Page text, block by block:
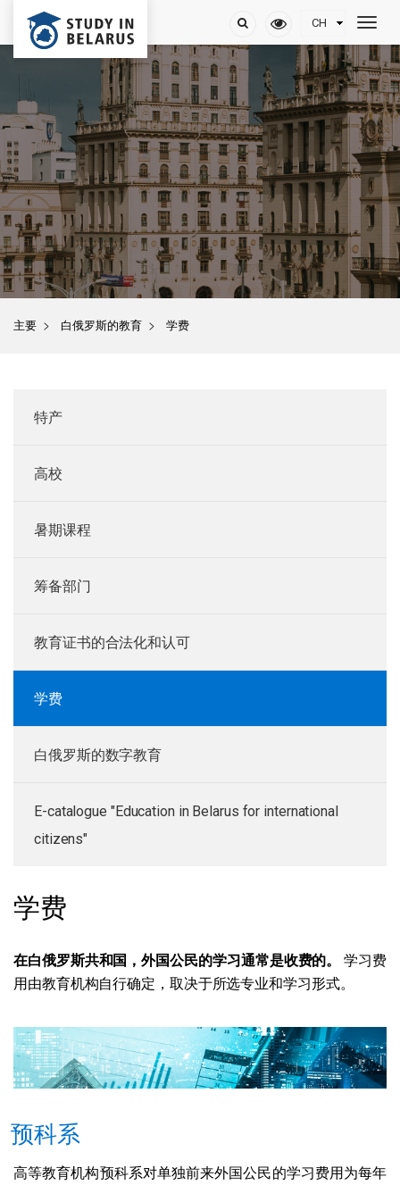
主要 > 白俄罗斯的教育 > 学费
特产
高校
暑期课程
筹备部门
教育证书的合法化和认可
学费
白俄罗斯的数字教育
E-catalogue "Education in Belarus for international
citizens"
学费
在白俄罗斯共和国，外国公民的学习通常是收费的。
学习费
用由教育机构自行确定，取决于所选专业和学习形式。
预科系
高等教育机构预科系对单独前来外国公民的学习费用为每年